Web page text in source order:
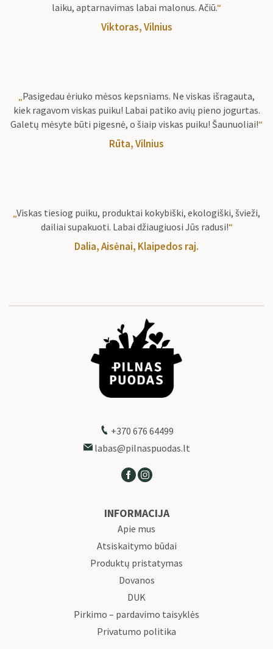
laiku, aptarnavimas labai malonus. Ačiū.“
Viktoras, Vilnius
Pasigedau ėriuko mėsos kepsniams. Ne viskas išragauta,
kiek ragavom viskas puiku! Labai patiko avių pieno jogurtas.
Galetų mėsyte būti pigesnė, o šiaip viskas puiku! Šaunuoliai!“
Rūta, Vilnius
Viskas tiesiog puiku, produktai kokybiški, ekologiški, švieži,
dailiai supakuoti. Labai džiaugiuosi Jūs radusi!“
Dalia, Aisėnai, Klaipedos raj.
+370 676 64499
labas@pilnaspuodas.lt
INFORMACIJA
Apie mus
Atsiskaitymo būdai
Produktų pristatymas
Dovanos
DUK
Pirkimo – pardavimo taisyklės
Privatumo politika